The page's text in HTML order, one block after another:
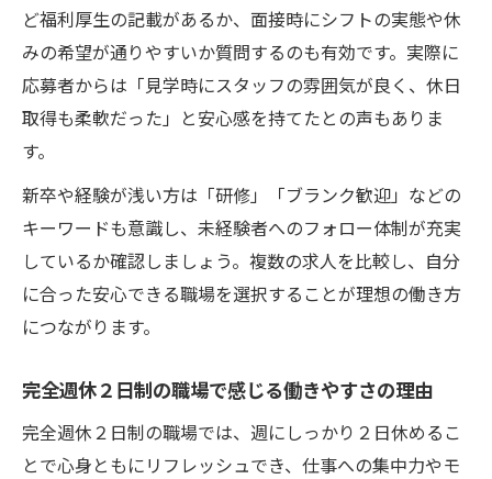
ど福利厚生の記載があるか、面接時にシフトの実態や休
みの希望が通りやすいか質問するのも有効です。実際に
応募者からは「見学時にスタッフの雰囲気が良く、休日
取得も柔軟だった」と安心感を持てたとの声もありま
す。
新卒や経験が浅い方は「研修」「ブランク歓迎」などの
キーワードも意識し、未経験者へのフォロー体制が充実
しているか確認しましょう。複数の求人を比較し、自分
に合った安心できる職場を選択することが理想の働き方
につながります。
完全週休２日制の職場で感じる働きやすさの理由
完全週休２日制の職場では、週にしっかり２日休めるこ
とで心身ともにリフレッシュでき、仕事への集中力やモ